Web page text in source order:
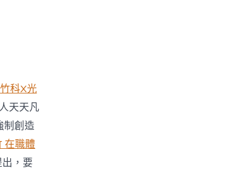
竹科X光
天天凡
制創造
在職體
，要